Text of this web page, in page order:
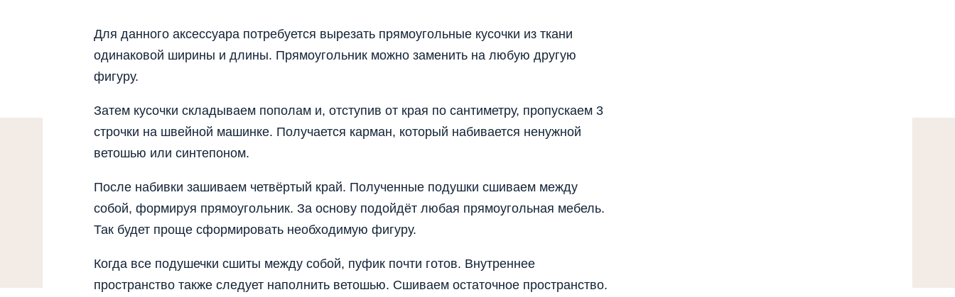
Для данного аксессуара потребуется вырезать прямоугольные кусочки из ткани
одинаковой ширины и длины. Прямоугольник можно заменить на любую другую
фигуру.
Затем кусочки складываем пополам и, отступив от края по сантиметру, пропускаем 3
строчки на швейной машинке. Получается карман, который набивается ненужной
ветошью или синтепоном.
После набивки зашиваем четвёртый край. Полученные подушки сшиваем между
собой, формируя прямоугольник. За основу подойдёт любая прямоугольная мебель.
Так будет проще сформировать необходимую фигуру.
Когда все подушечки сшиты между собой, пуфик почти готов. Внутреннее
пространство также следует наполнить ветошью. Сшиваем остаточное пространство.